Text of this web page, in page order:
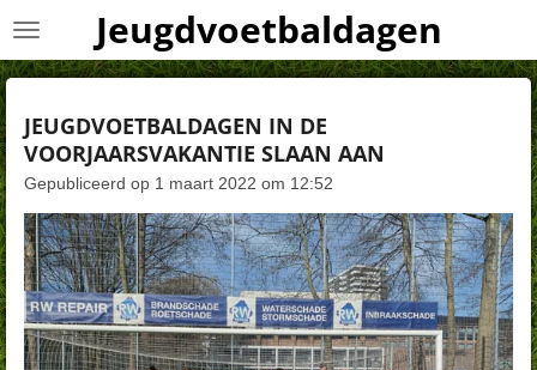
Ga
naar
hoofdinhoud
Jeugdvoetbaldagen
JEUGDVOETBALDAGEN IN DE
VOORJAARSVAKANTIE SLAAN AAN
Gepubliceerd op 1 maart 2022 om 12:52